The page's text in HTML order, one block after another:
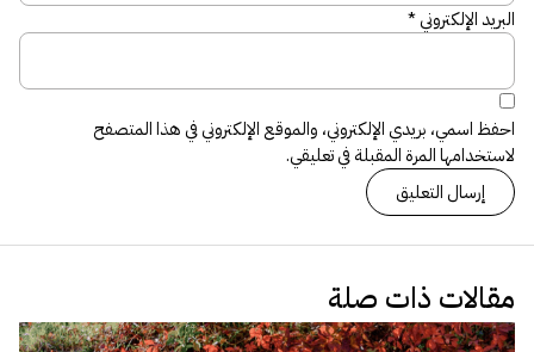
البريد الإلكتروني*
احفظ اسمي، بريدي الإلكتروني، والموقع الإلكتروني في هذا المتصفح
لاستخدامها المرة المقبلة في تعليقي.
مقالات ذات صلة